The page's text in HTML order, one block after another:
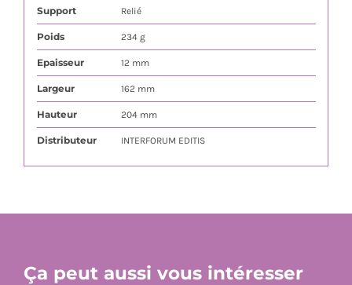
Support Relié
Poids 234 g
Epaisseur 12 mm
Largeur 162 mm
Hauteur 204 mm
Distributeur INTERFORUM EDITIS
Ça peut aussi vous intéresser